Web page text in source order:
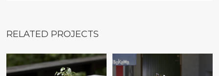
RELATED PROJECTS